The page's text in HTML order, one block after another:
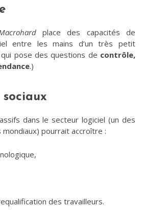
place des capacités de
entre les mains d’un très petit
pose des questions de contrôle,
.)
dans le secteur logiciel (un des
pourrait accroître :
des travailleurs.